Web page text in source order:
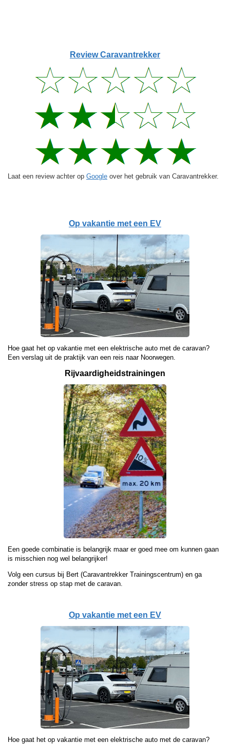
Review Caravantrekker
Laat een review achter op Google over het gebruik van Caravantrekker.
Op vakantie met een EV
Hoe gaat het op vakantie met een elektrische auto met de caravan?
Een verslag uit de praktijk van een reis naar Noorwegen.
Rijvaardigheids­trainingen
Een goede combinatie is belangrijk maar er goed mee om kunnen gaan
is misschien nog wel belangrijker!
Volg een cursus bij Bert (Caravantrekker Trainingscentrum) en ga
zonder stress op stap met de caravan.
Op vakantie met een EV
Hoe gaat het op vakantie met een elektrische auto met de caravan?